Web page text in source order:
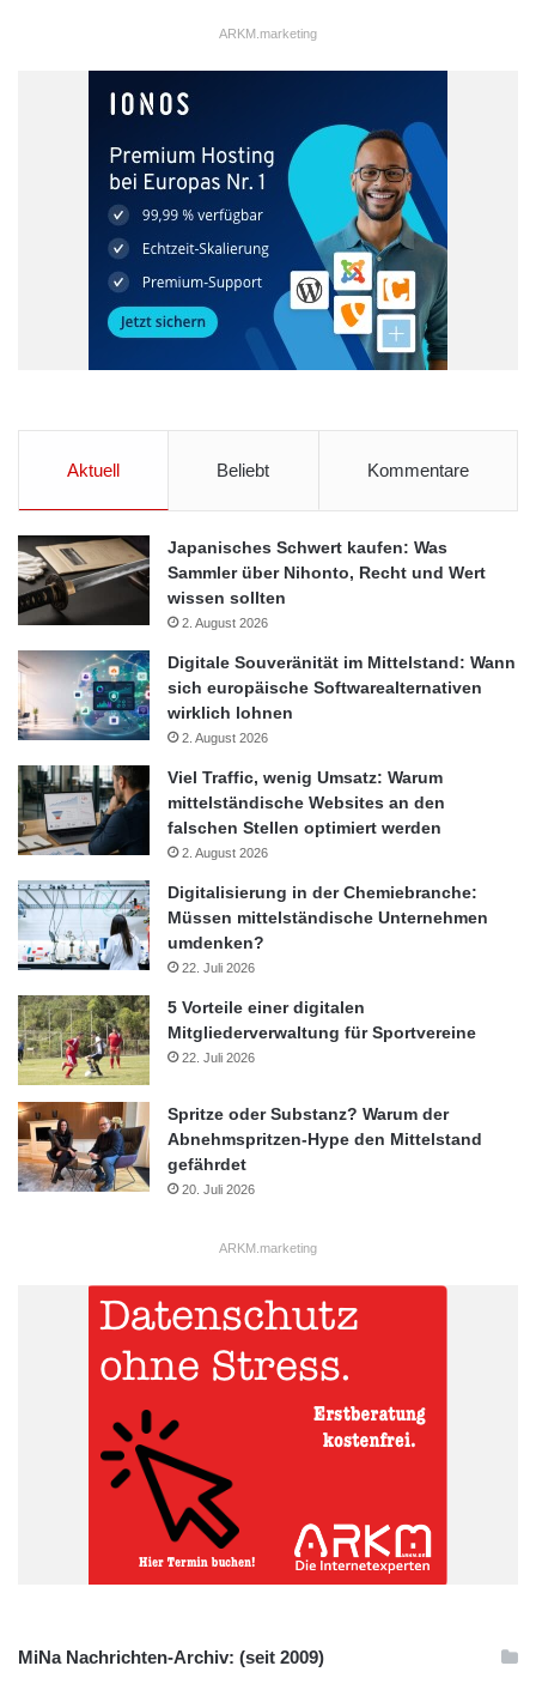
ARKM.marketing
Aktuell Beliebt Kommentare
Japanisches Schwert kaufen: Was
Sammler über Nihonto, Recht und Wert
wissen sollten
2. August 2026
Digitale Souveränität im Mittelstand: Wann
sich europäische Softwarealternativen
wirklich lohnen
2. August 2026
Viel Traffic, wenig Umsatz: Warum
mittelständische Websites an den
falschen Stellen optimiert werden
2. August 2026
Digitalisierung in der Chemiebranche:
Müssen mittelständische Unternehmen
umdenken?
22. Juli 2026
5 Vorteile einer digitalen
Mitgliederverwaltung für Sportvereine
22. Juli 2026
Spritze oder Substanz? Warum der
Abnehmspritzen-Hype den Mittelstand
gefährdet
20. Juli 2026
ARKM.marketing
MiNa Nachrichten-Archiv: (seit 2009)